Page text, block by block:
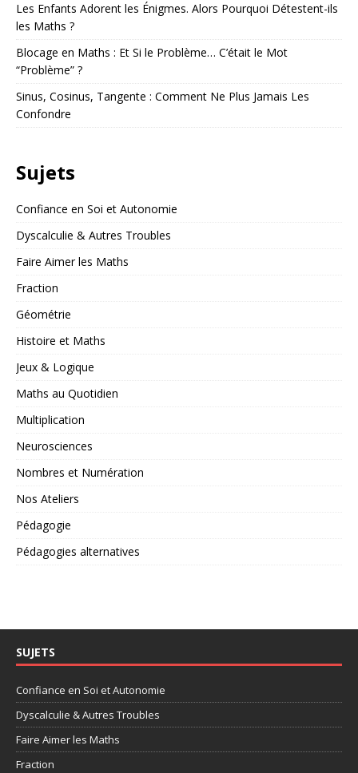
Les Enfants Adorent les Énigmes. Alors Pourquoi Détestent-ils
les Maths ?
Blocage en Maths : Et Si le Problème… C’était le Mot
“Problème” ?
Sinus, Cosinus, Tangente : Comment Ne Plus Jamais Les
Confondre
Sujets
Confiance en Soi et Autonomie
Dyscalculie & Autres Troubles
Faire Aimer les Maths
Fraction
Géométrie
Histoire et Maths
Jeux & Logique
Maths au Quotidien
Multiplication
Neurosciences
Nombres et Numération
Nos Ateliers
Pédagogie
Pédagogies alternatives
SUJETS
Confiance en Soi et Autonomie
Dyscalculie & Autres Troubles
Faire Aimer les Maths
Fraction